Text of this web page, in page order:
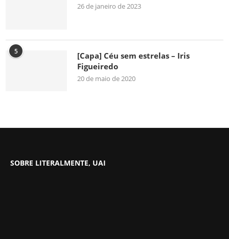
26 de janeiro de 2023
5
[Capa] Céu sem estrelas – Iris
Figueiredo
20 de maio de 2020
SOBRE LITERALMENTE, UAI